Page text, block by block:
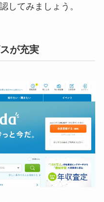
してみましょう。
が充実